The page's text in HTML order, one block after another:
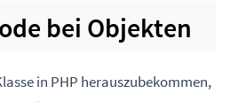
bei Objekten
in PHP herauszubekommen,